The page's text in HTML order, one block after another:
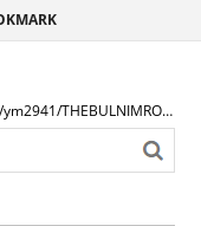
/design/ym2941/THEBULNIMROGO.png